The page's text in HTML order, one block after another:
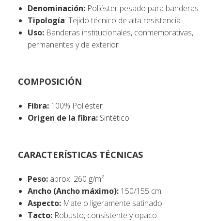
Denominación: Poliéster pesado para banderas
Tipología: Tejido técnico de alta resistencia
Uso: Banderas institucionales, conmemorativas,
permanentes y de exterior
COMPOSICIÓN
Fibra: 100% Poliéster
Origen de la fibra: Sintético
CARACTERÍSTICAS TÉCNICAS
Peso: aprox. 260 g/m²
Ancho (Ancho máximo): 150/155 cm
Aspecto: Mate o ligeramente satinado
Tacto: Robusto, consistente y opaco